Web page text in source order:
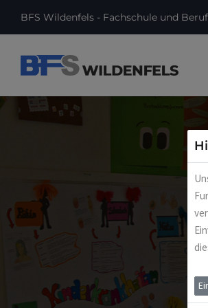
BFS Wildenfels - Fachschule und